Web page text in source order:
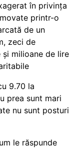
în privința
printr-o
de un
zeci de
și milioane de lire
9.70 la
prea sunt mari
nu sunt posturi
le răspunde